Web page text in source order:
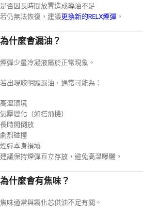
是否因長時間放置造成導油不足
若仍無法恢復，建議更換新的RELX煙彈 。
為什麼會漏油？
煙彈少量冷凝液屬於正常現象。
若出現較明顯漏油，通常可能為：
高溫環境
氣壓變化（如搭飛機）
長時間倒放
劇烈碰撞
煙彈本身損壞
建議保持煙彈直立存放，避免高溫曝曬。
為什麼會有焦味？
焦味通常與霧化芯供油不足有關。